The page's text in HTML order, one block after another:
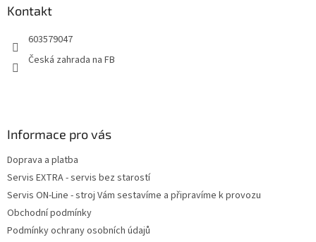
Kontakt
603579047
Česká zahrada na FB
Informace pro vás
Doprava a platba
Servis EXTRA - servis bez starostí
Servis ON-Line - stroj Vám sestavíme a připravíme k provozu
Obchodní podmínky
Podmínky ochrany osobních údajů